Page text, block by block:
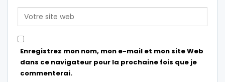
Enregistrez mon nom, mon e-mail et mon site Web
dans ce navigateur pour la prochaine fois que je
commenterai.